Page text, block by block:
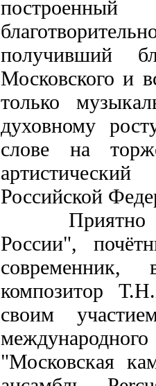
получивший
Московского и
только
духовному
слове на
Российской
Приятно
России",
современник,
композитор
своим
"Московская